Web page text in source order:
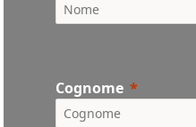
Cognome